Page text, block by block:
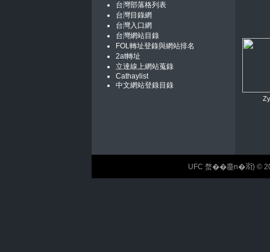
台灣部落格列表
台灣目錄網
台灣入口網
台灣網站目錄
FOL轉址登錄與網站排名
2at轉址
立達線上網站蒐錄
Cathaylist
中文網站登錄目錄
UFC 蝥��麢n�𣶹} ©